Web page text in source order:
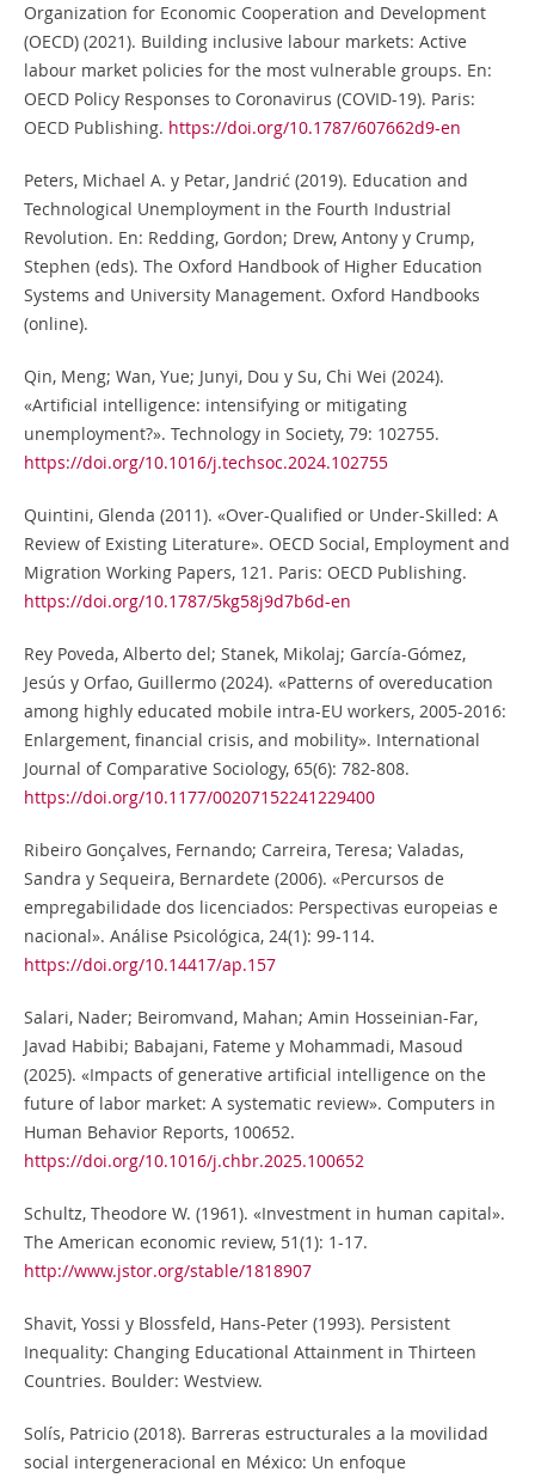
Organization for Economic Cooperation and Development
(OECD) (2021). Building inclusive labour markets: Active
labour market policies for the most vulnerable groups. En:
OECD Policy Responses to Coronavirus (COVID-19). Paris:
OECD Publishing. https://doi.org/10.1787/607662d9-en
Peters, Michael A. y Petar, Jandrić (2019). Education and
Technological Unemployment in the Fourth Industrial
Revolution. En: Redding, Gordon; Drew, Antony y Crump,
Stephen (eds). The Oxford Handbook of Higher Education
Systems and University Management. Oxford Handbooks
(online).
Qin, Meng; Wan, Yue; Junyi, Dou y Su, Chi Wei (2024).
«Artificial intelligence: intensifying or mitigating
unemployment?». Technology in Society, 79: 102755.
https://doi.org/10.1016/j.techsoc.2024.102755
Quintini, Glenda (2011). «Over-Qualified or Under-Skilled: A
Review of Existing Literature». OECD Social, Employment and
Migration Working Papers, 121. Paris: OECD Publishing.
https://doi.org/10.1787/5kg58j9d7b6d-en
Rey Poveda, Alberto del; Stanek, Mikolaj; García-Gómez,
Jesús y Orfao, Guillermo (2024). «Patterns of overeducation
among highly educated mobile intra-EU workers, 2005-2016:
Enlargement, financial crisis, and mobility». International
Journal of Comparative Sociology, 65(6): 782-808.
https://doi.org/10.1177/00207152241229400
Ribeiro Gonçalves, Fernando; Carreira, Teresa; Valadas,
Sandra y Sequeira, Bernardete (2006). «Percursos de
empregabilidade dos licenciados: Perspectivas europeias e
nacional». Análise Psicológica, 24(1): 99-114.
https://doi.org/10.14417/ap.157
Salari, Nader; Beiromvand, Mahan; Amin Hosseinian-Far,
Javad Habibi; Babajani, Fateme y Mohammadi, Masoud
(2025). «Impacts of generative artificial intelligence on the
future of labor market: A systematic review». Computers in
Human Behavior Reports, 100652.
https://doi.org/10.1016/j.chbr.2025.100652
Schultz, Theodore W. (1961). «Investment in human capital».
The American economic review, 51(1): 1-17.
http://www.jstor.org/stable/1818907
Shavit, Yossi y Blossfeld, Hans-Peter (1993). Persistent
Inequality: Changing Educational Attainment in Thirteen
Countries. Boulder: Westview.
Solís, Patricio (2018). Barreras estructurales a la movilidad
social intergeneracional en México: Un enfoque